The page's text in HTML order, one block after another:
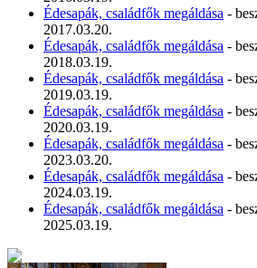
Édesapák, családfők megáldása -
2017.03.20.
Édesapák, családfők megáldása -
2018.03.19.
Édesapák, családfők megáldása -
2019.03.19.
Édesapák, családfők megáldása -
2020.03.19.
Édesapák, családfők megáldása -
2023.03.20.
Édesapák, családfők megáldása -
2024.03.19.
Édesapák, családfők megáldása -
2025.03.19.